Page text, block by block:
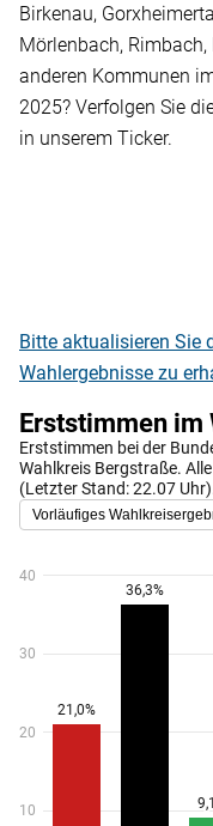
Birkenau,
Mörlenbach,
anderen Kommunen
2025? Verfolgen Sie
in unserem Ticker.
Bitte aktualisieren Sie
Wahlergebnisse zu